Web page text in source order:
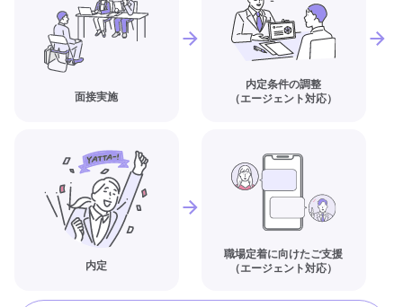
面接実施
内定条件の調整
（エージェント対応）
内定
職場定着に向けたご支援
（エージェント対応）